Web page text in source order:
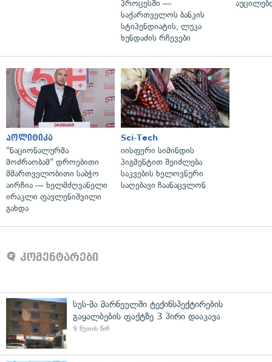
პროცესში —
საქართველოს ბანკის
სტიპენდიატის, ლუკა
ხუნდაძის რჩევები
პოლიტიკა
"ნაციონალურმა
მოძრაობამ" დროებითი
მმართველობითი საბჭო
აირჩია — ხელმძღვანელი
ირაკლი ფავლენიშვილი
გახდა
Sci-Tech
იისფერი სიმინდის
პიგმენტით შეიძლება
საკვების ხელოვნური
საღებავი ჩაანაცვლონ
კომენტარები
სუს-მა მარნეულში ტექინსპექტირების
გაყალბების ფაქტზე 3 პირი დააკავა
9 წუთის წინ